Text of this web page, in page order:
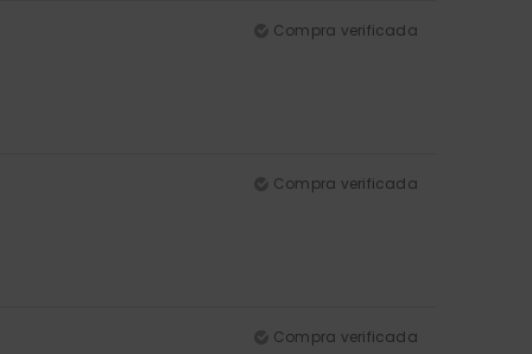
Compra verificada
Compra verificada
Compra verificada